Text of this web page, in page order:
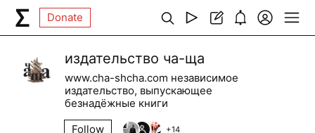
Donate
издательство ча-ща
www.cha-shcha.com независимое
издательство, выпускающее
безнадёжные книги
Follow
+14